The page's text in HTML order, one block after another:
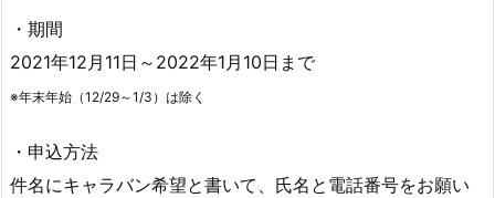
・期間
2021年12月11日～2022年1月10日まで
※年末年始（12/29～1/3）は除く
・申込方法
件名にキャラバン希望と書いて、氏名と電話番号をお願い